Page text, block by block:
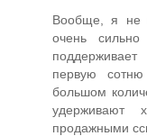
Вообще, я не
очень
первую
большом
удерживают
продажными